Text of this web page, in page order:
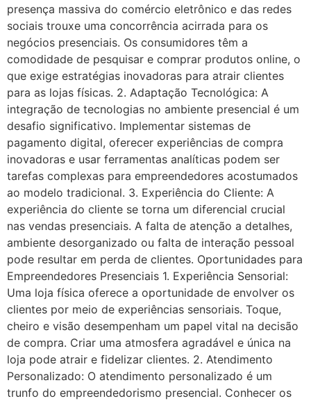
presença massiva do comércio eletrônico e das redes
sociais trouxe uma concorrência acirrada para os
negócios presenciais. Os consumidores têm a
comodidade de pesquisar e comprar produtos online, o
que exige estratégias inovadoras para atrair clientes
para as lojas físicas. 2. Adaptação Tecnológica: A
integração de tecnologias no ambiente presencial é um
desafio significativo. Implementar sistemas de
pagamento digital, oferecer experiências de compra
inovadoras e usar ferramentas analíticas podem ser
tarefas complexas para empreendedores acostumados
ao modelo tradicional. 3. Experiência do Cliente: A
experiência do cliente se torna um diferencial crucial
nas vendas presenciais. A falta de atenção a detalhes,
ambiente desorganizado ou falta de interação pessoal
pode resultar em perda de clientes. Oportunidades para
Empreendedores Presenciais 1. Experiência Sensorial:
Uma loja física oferece a oportunidade de envolver os
clientes por meio de experiências sensoriais. Toque,
cheiro e visão desempenham um papel vital na decisão
de compra. Criar uma atmosfera agradável e única na
loja pode atrair e fidelizar clientes. 2. Atendimento
Personalizado: O atendimento personalizado é um
trunfo do empreendedorismo presencial. Conhecer os